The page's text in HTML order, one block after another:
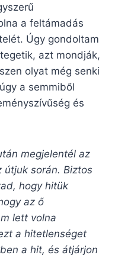
a feltámadás
Úgy gondoltam
azt mondják,
olyat még senki
a semmiből
és
megjelentél az
útjuk során. Biztos
hogy hitük
az ő
lett volna
a hitetlenséget
a hit, és átjárjon